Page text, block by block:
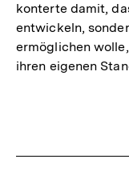
konterte damit,
entwickeln,
ermöglichen
ihren eigenen